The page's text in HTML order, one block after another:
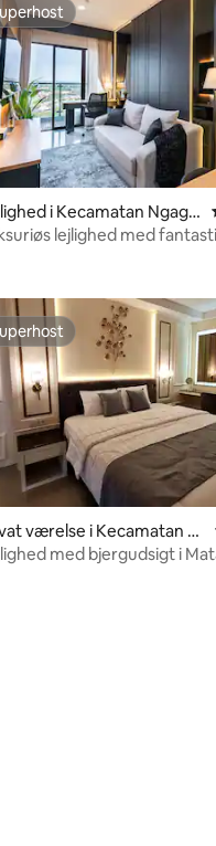
i Kecamatan Ngagli
lejlighed med
bedømmelse,
værelse i Kecamatan N
med bjergudsigt i